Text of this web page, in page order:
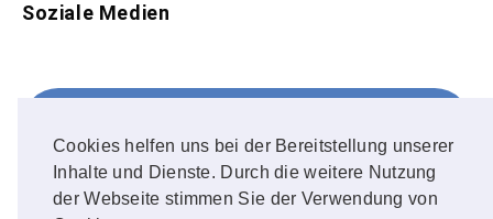
Cookies helfen uns bei der Bereitstellung unserer
Inhalte und Dienste. Durch die weitere Nutzung
der Webseite stimmen Sie der Verwendung von
Soziale Medien
FOLLOW ME!
Instagram